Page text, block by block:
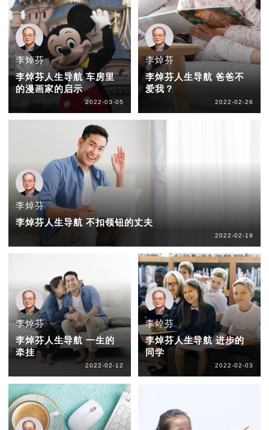
李焯芬
李焯芬人生导航 车房里
的漫画家的启示
2022-03-05
李焯芬
李焯芬人生导航 爸爸不
爱我？
2022-02-26
李焯芬
李焯芬人生导航 不扣领钮的丈夫
2022-02-19
李焯芬
李焯芬人生导航 一生的
牵挂
2022-02-12
李焯芬
李焯芬人生导航 进步的
同学
2022-02-03